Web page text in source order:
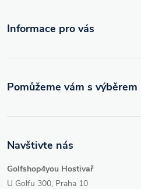
Informace pro vás
Navštivte nás
Golfshop4you Hostivař
U Golfu 300, Praha 10
Pomůžeme vám s výběrem